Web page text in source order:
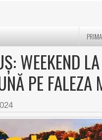
WEEKEND
PE FALEZA